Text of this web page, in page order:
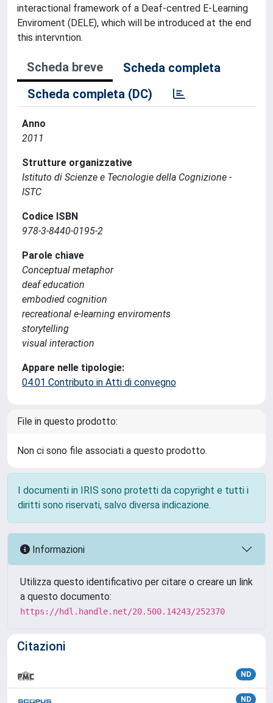
interactional framework of a Deaf-centred E-Learning
Enviroment (DELE), which will be introduced at the end
this intervntion.
Scheda breve
Scheda completa
Scheda completa (DC)
Anno
2011
Strutture organizzative
Istituto di Scienze e Tecnologie della Cognizione -
ISTC
Codice ISBN
978-3-8440-0195-2
Parole chiave
Conceptual metaphor
deaf education
embodied cognition
recreational e-learning enviroments
storytelling
visual interaction
Appare nelle tipologie:
04.01 Contributo in Atti di convegno
File in questo prodotto:
Non ci sono file associati a questo prodotto.
I documenti in IRIS sono protetti da copyright e tutti i
diritti sono riservati, salvo diversa indicazione.
Informazioni
Utilizza questo identificativo per citare o creare un link
a questo documento:
https://hdl.handle.net/20.500.14243/252370
Citazioni
ND
ND